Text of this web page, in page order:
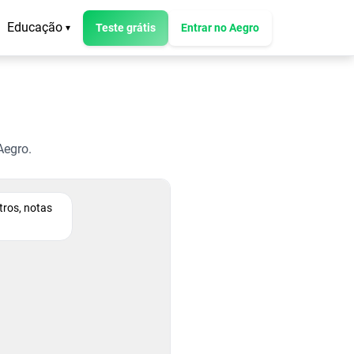
Educação ▾ Teste grátis Entrar no Aegro
notas